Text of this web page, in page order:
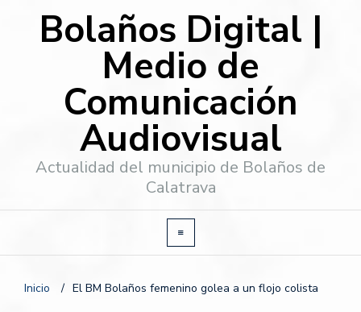
Bolaños Digital |
Medio de
Comunicación
Audiovisual
Actualidad del municipio de Bolaños de
Calatrava
Inicio / El BM Bolaños femenino golea a un flojo colista